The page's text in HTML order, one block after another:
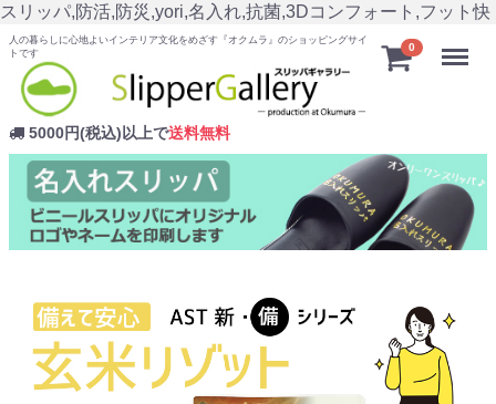
スリッパ,防活,防災,yori,名入れ,抗菌,3Dコンフォート,フット快
人の暮らしに心地よいインテリア文化をめざす『オクムラ』のショッピングサイ
トです
5000円(税込)以上で送料無料
0 Menu